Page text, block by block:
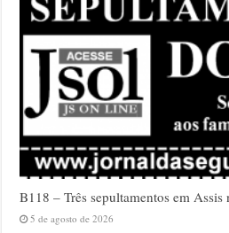
B118 – Três sepultamentos em Assis
5 de agosto de 2026